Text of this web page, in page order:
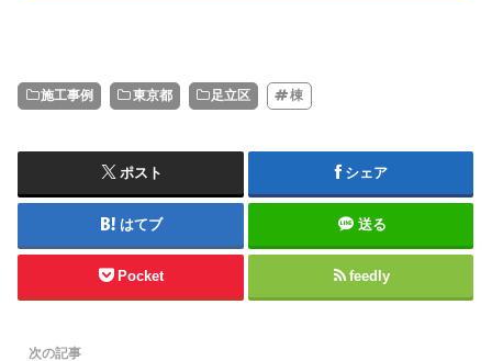
施工事例 東京都 足立区 棟
ポスト シェア
はてブ 送る
Pocket feedly
次の記事